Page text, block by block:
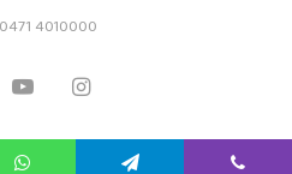
4010000
YouTubeInstagram